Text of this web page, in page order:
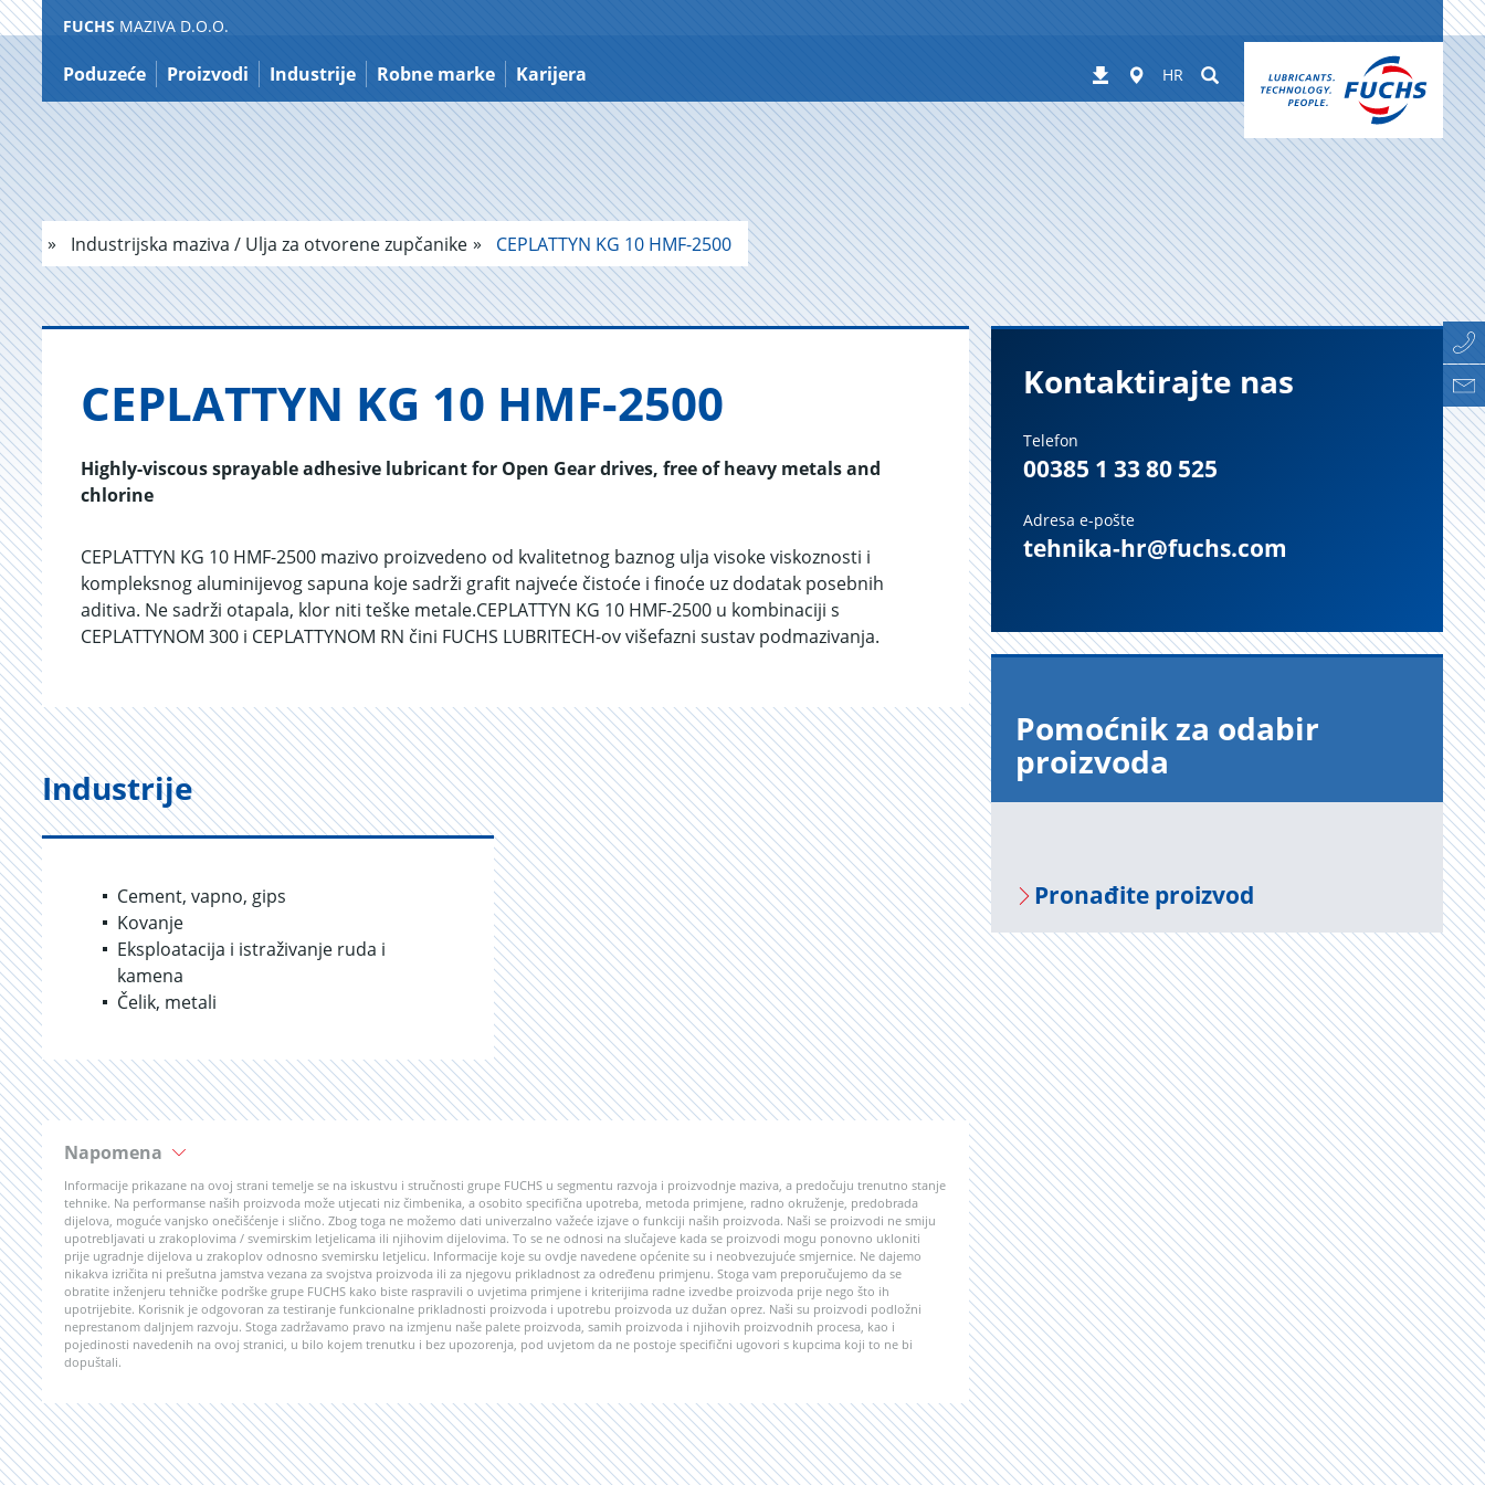
Prečac
na
sadržaj
FUCHS MAZIVA D.O.O.
Poduzeće Proizvodi Industrije Robne marke Karijera Preuzimanja
Worldwide
HR Suchen
Industrijska maziva / Ulja za otvorene zupčanike CEPLATTYN KG 10 HMF-2500
CEPLATTYN KG 10 HMF-2500
Highly-viscous sprayable adhesive lubricant for Open Gear drives, free of heavy metals and
chlorine
CEPLATTYN KG 10 HMF-2500 mazivo proizvedeno od kvalitetnog baznog ulja visoke viskoznosti i
kompleksnog aluminijevog sapuna koje sadrži grafit najveće čistoće i finoće uz dodatak posebnih
aditiva. Ne sadrži otapala, klor niti teške metale.CEPLATTYN KG 10 HMF-2500 u kombinaciji s
CEPLATTYNOM 300 i CEPLATTYNOM RN čini FUCHS LUBRITECH-ov višefazni sustav podmazivanja.
Industrije
Cement, vapno, gips
Kovanje
Eksploatacija i istraživanje ruda i
kamena
Čelik, metali
Napomena
Informacije prikazane na ovoj strani temelje se na iskustvu i stručnosti grupe FUCHS u segmentu razvoja i proizvodnje maziva, a predočuju trenutno stanje
tehnike. Na performanse naših proizvoda može utjecati niz čimbenika, a osobito specifična upotreba, metoda primjene, radno okruženje, predobrada
dijelova, moguće vanjsko onečišćenje i slično. Zbog toga ne možemo dati univerzalno važeće izjave o funkciji naših proizvoda. Naši se proizvodi ne smiju
upotrebljavati u zrakoplovima / svemirskim letjelicama ili njihovim dijelovima. To se ne odnosi na slučajeve kada se proizvodi mogu ponovno ukloniti
prije ugradnje dijelova u zrakoplov odnosno svemirsku letjelicu. Informacije koje su ovdje navedene općenite su i neobvezujuće smjernice. Ne dajemo
nikakva izričita ni prešutna jamstva vezana za svojstva proizvoda ili za njegovu prikladnost za određenu primjenu. Stoga vam preporučujemo da se
obratite inženjeru tehničke podrške grupe FUCHS kako biste raspravili o uvjetima primjene i kriterijima radne izvedbe proizvoda prije nego što ih
upotrijebite. Korisnik je odgovoran za testiranje funkcionalne prikladnosti proizvoda i upotrebu proizvoda uz dužan oprez. Naši su proizvodi podložni
neprestanom daljnjem razvoju. Stoga zadržavamo pravo na izmjenu naše palete proizvoda, samih proizvoda i njihovih proizvodnih procesa, kao i
pojedinosti navedenih na ovoj stranici, u bilo kojem trenutku i bez upozorenja, pod uvjetom da ne postoje specifični ugovori s kupcima koji to ne bi
dopuštali.
Kontaktirajte nas
Telefon
00385 1 33 80 525
Adresa e-pošte
tehnika-hr@fuchs.com
Pomoćnik za odabir
proizvoda
Pronađite proizvod